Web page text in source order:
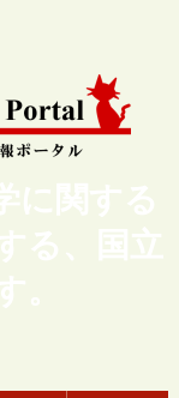
に関する
る、国立
。